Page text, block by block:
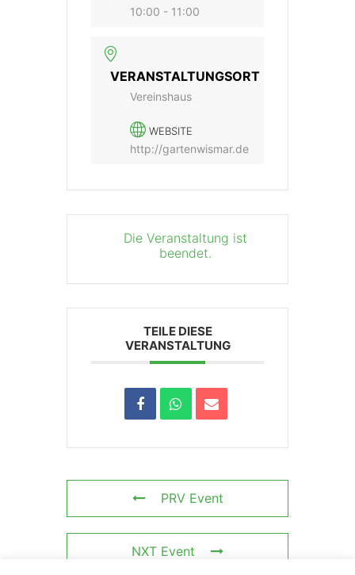
10:00 - 11:00
VERANSTALTUNGSORT
Vereinshaus
WEBSITE
http://gartenwismar.de
Die Veranstaltung ist
beendet.
TEILE DIESE
VERANSTALTUNG
PRV Event
NXT Event